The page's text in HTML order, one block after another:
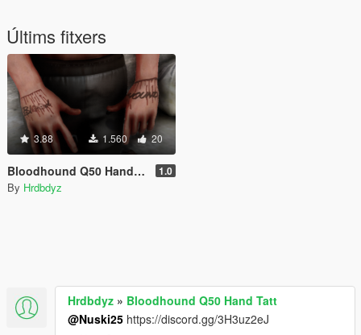
Últims fitxers
3.88 1.560 20
Bloodhound Q50 Hand Tatt 1.0
By Hrdbdyz
Hrdbdyz » Bloodhound Q50 Hand Tatt
@Nuski25 https://discord.gg/3H3uz2eJ